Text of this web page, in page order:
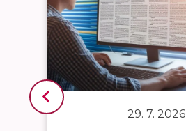
29. 7. 2026